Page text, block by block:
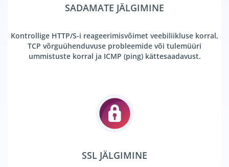
SADAMATE JÄLGIMINE
Kontrollige HTTP/S-i reageerimisvõimet veebiliikluse korral,
TCP võrguühenduvuse probleemide või tulemüüri
ummistuste korral ja ICMP (ping) kättesaadavust.
SSL JÄLGIMINE